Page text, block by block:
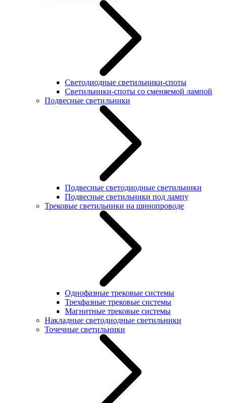
Светодиодные светильники-споты
Светильники-споты со сменяемой лампой
Подвесные светильники
Подвесные светодиодные светильники
Подвесные светильники под лампу
Трековые светильники на шинопроводе
Однофазные трековые системы
Трехфазные трековые системы
Магнитные трековые системы
Накладные светодиодные светильники
Точечные светильники